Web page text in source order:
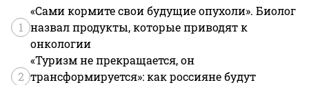
1
«Сами кормите свои будущие опухоли». Биолог
назвал продукты, которые приводят к
онкологии
2
«Туризм не прекращается, он
трансформируется»: как россияне будут